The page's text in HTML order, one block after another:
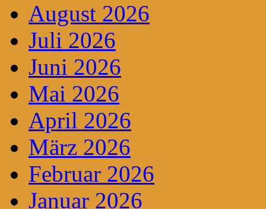
August 2026
Juli 2026
Juni 2026
Mai 2026
April 2026
März 2026
Februar 2026
Januar 2026